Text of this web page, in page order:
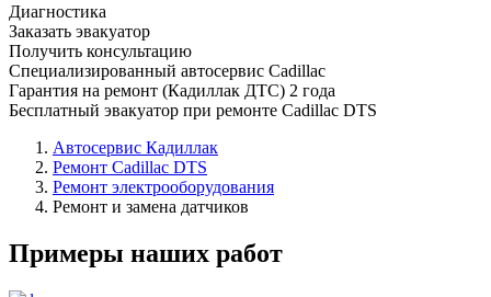
Диагностика
Заказать эвакуатор
Получить консультацию
Специализированный автосервис Cadillac
Гарантия на ремонт (Кадиллак ДТС) 2 года
Бесплатный эвакуатор при ремонте Cadillac DTS
Автосервис Кадиллак
Ремонт Cadillac DTS
Ремонт электрооборудования
Ремонт и замена датчиков
Примеры наших работ